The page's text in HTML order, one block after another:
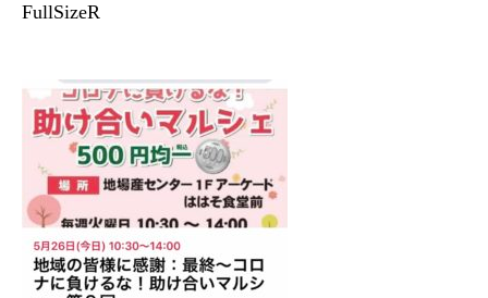
FullSizeR